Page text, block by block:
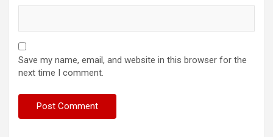
Save my name, email, and website in this browser for the
next time I comment.